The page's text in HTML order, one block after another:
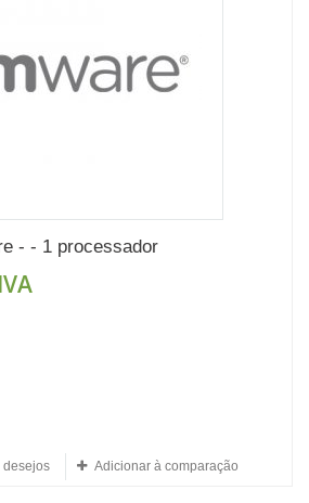
- - 1 processador
desejos Adicionar à comparação